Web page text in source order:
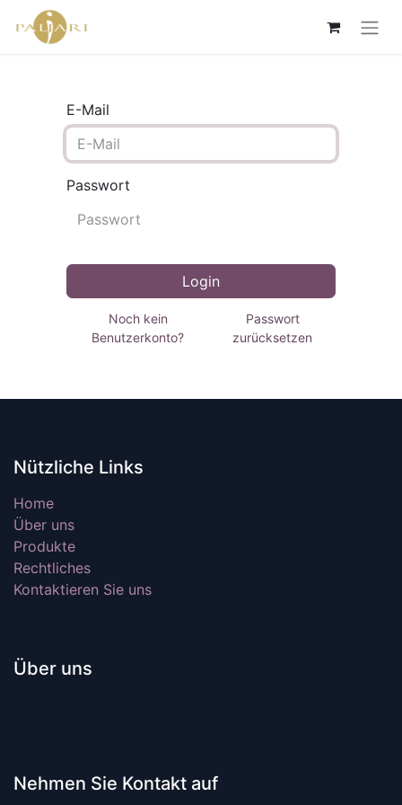
E-Mail
Passwort
Login
Noch kein
Benutzerkonto?
Passwort
zurücksetzen
Nützliche Links
Home
Über uns
Produkte
Rechtliches
Kontaktieren Sie uns
Über uns
Nehmen Sie Kontakt auf